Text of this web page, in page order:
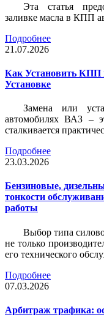
Эта статья
заливке масла в КПП
Подробнее
21.07.2026
Как Установить КПП
Установке
Замена или
автомобилях ВАЗ –
сталкивается
Подробнее
23.03.2026
Бензиновые,
тонкости
работы
Выбор типа
не только
его технического
Подробнее
07.03.2026
Арбитраж трафика: